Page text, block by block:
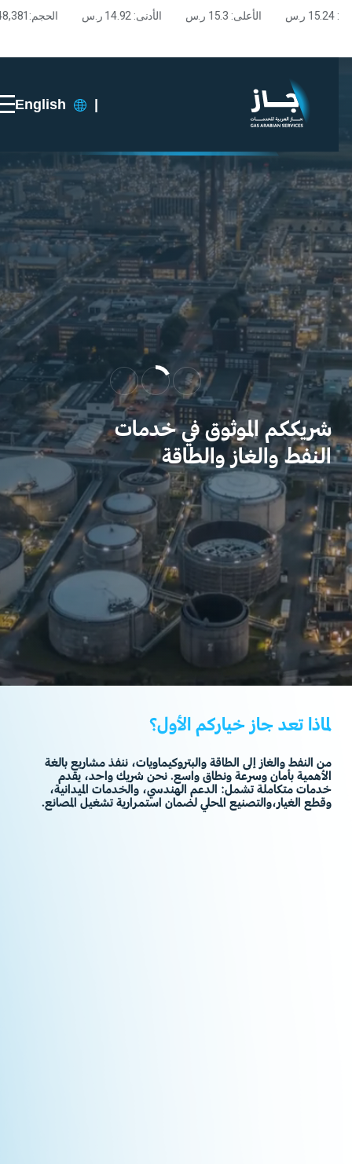
English
شريككم الموثوق في خدمات
النفط والغاز والطاقة
لماذا تعد جاز خياركم الأول؟
من النفط والغاز إلى الطاقة والبتروكيماويات، ننفذ مشاريع بالغة
الأهمية بأمان وسرعة ونطاق واسع. نحن شريك واحد، يقدم
خدمات متكاملة تشمل: الدعم الهندسي، والخدمات الميدانية،
وقطع الغيار،والتصنيع المحلي لضمان استمرارية تشغيل المصانع.